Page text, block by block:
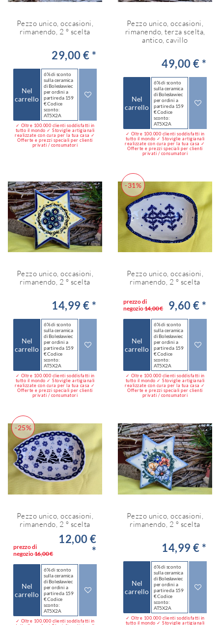
Pezzo unico, occasioni,
rimanendo, 2 ° scelta
29,00 € *
Nel
carrello
6% di sconto
sulla ceramica
di Bolesławiec
per ordini a
partire da 159
€ Codice
sconto:
AT5X2A
✓ Oltre 100.000 clienti soddisfatti in
tutto il mondo ✓ Stoviglie artigianali
realizzate con cura per la tua casa ✓
Offerte e prezzi speciali per clienti
privati / consumatori
Pezzo unico, occasioni,
rimanendo, terza scelta,
antico, cavillo
49,00 € *
Nel
carrello
6% di sconto
sulla ceramica
di Bolesławiec
per ordini a
partire da 159
€ Codice
sconto:
AT5X2A
✓ Oltre 100.000 clienti soddisfatti in
tutto il mondo ✓ Stoviglie artigianali
realizzate con cura per la tua casa ✓
Offerte e prezzi speciali per clienti
privati / consumatori
Pezzo unico, occasioni,
rimanendo, 2 ° scelta
14,99 € *
Nel
carrello
6% di sconto
sulla ceramica
di Bolesławiec
per ordini a
partire da 159
€ Codice
sconto:
AT5X2A
✓ Oltre 100.000 clienti soddisfatti in
tutto il mondo ✓ Stoviglie artigianali
realizzate con cura per la tua casa ✓
Offerte e prezzi speciali per clienti
privati / consumatori
-31%
Pezzo unico, occasioni,
rimanendo, 2 ° scelta
prezzo di
negozio14,00 € 9,60 € *
Nel
carrello
6% di sconto
sulla ceramica
di Bolesławiec
per ordini a
partire da 159
€ Codice
sconto:
AT5X2A
✓ Oltre 100.000 clienti soddisfatti in
tutto il mondo ✓ Stoviglie artigianali
realizzate con cura per la tua casa ✓
Offerte e prezzi speciali per clienti
privati / consumatori
-25%
Pezzo unico, occasioni,
rimanendo, 2 ° scelta
prezzo di
negozio16,00 €
12,00 €
*
Nel
carrello
6% di sconto
sulla ceramica
di Bolesławiec
per ordini a
partire da 159
€ Codice
sconto:
AT5X2A
✓ Oltre 100.000 clienti soddisfatti in
Pezzo unico, occasioni,
rimanendo, 2 ° scelta
14,99 € *
Nel
carrello
6% di sconto
sulla ceramica
di Bolesławiec
per ordini a
partire da 159
€ Codice
sconto:
AT5X2A
✓ Oltre 100.000 clienti soddisfatti in
tutto il mondo ✓ Stoviglie artigianali